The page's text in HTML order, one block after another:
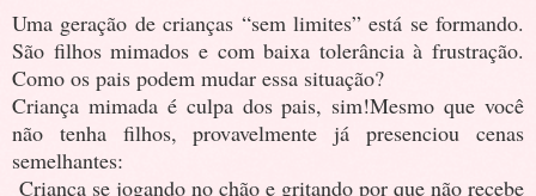
Uma geração de crianças “sem limites” está se formando.
São filhos mimados e com baixa tolerância à frustração.
Como os pais podem mudar essa situação?
Criança mimada é culpa dos pais, sim!Mesmo que você
não tenha filhos, provavelmente já presenciou cenas
semelhantes:
Criança se jogando no chão e gritando por que não recebe